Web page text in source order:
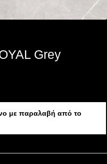
Grey
με παραλαβή από το